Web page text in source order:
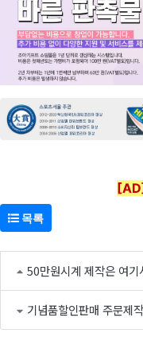
목록
50만원시계 제작은 여
기념품할인판매 주문제